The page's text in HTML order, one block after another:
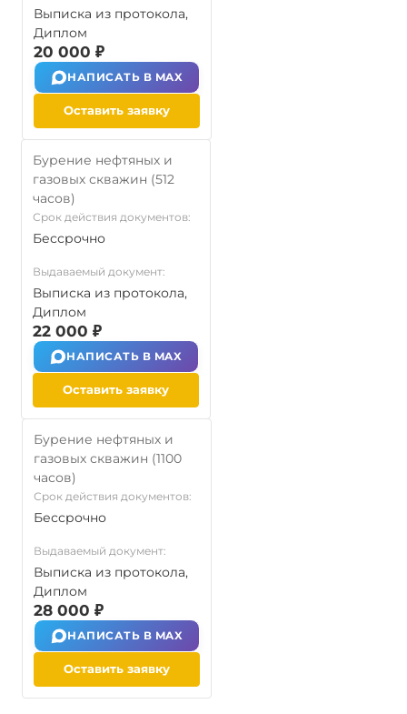
Выписка из протокола,
Диплом
20 000 ₽
НАПИСАТЬ В MAX
Оставить заявку
Бурение нефтяных и
газовых скважин (512
часов)
Срок действия документов:
Бессрочно
Выдаваемый документ:
Выписка из протокола,
Диплом
22 000 ₽
НАПИСАТЬ В MAX
Оставить заявку
Бурение нефтяных и
газовых скважин (1100
часов)
Срок действия документов:
Бессрочно
Выдаваемый документ:
Выписка из протокола,
Диплом
28 000 ₽
НАПИСАТЬ В MAX
Оставить заявку